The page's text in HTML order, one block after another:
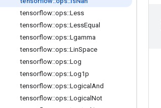
tensorflow::ops::Less
tensorflow::ops::LessEqual
tensorflow::ops::Lgamma
tensorflow::ops::LinSpace
tensorflow::ops::Log
tensorflow::ops::Log1p
tensorflow::ops::Logical And
tensorflow::ops::Logical Not